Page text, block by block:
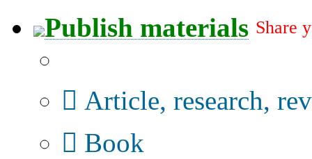
Publish materials Share
Article, research,
Book